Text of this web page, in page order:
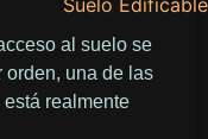
al suelo se
orden, una de las
realmente